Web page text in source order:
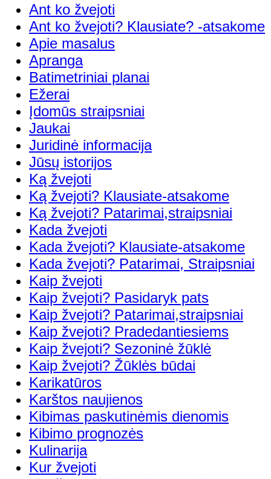
Ant ko žvejoti
Ant ko žvejoti? Klausiate? -atsakome
Apie masalus
Apranga
Batimetriniai planai
Ežerai
Įdomūs straipsniai
Jaukai
Juridinė informacija
Jūsų istorijos
Ką žvejoti
Ką žvejoti? Klausiate-atsakome
Ką žvejoti? Patarimai,straipsniai
Kada žvejoti
Kada žvejoti? Klausiate-atsakome
Kada žvejoti? Patarimai, Straipsniai
Kaip žvejoti
Kaip žvejoti? Pasidaryk pats
Kaip žvejoti? Patarimai,straipsniai
Kaip žvejoti? Pradedantiesiems
Kaip žvejoti? Sezoninė žūklė
Kaip žvejoti? Žūklės būdai
Karikatūros
Karštos naujienos
Kibimas paskutinėmis dienomis
Kibimo prognozės
Kulinarija
Kur žvejoti